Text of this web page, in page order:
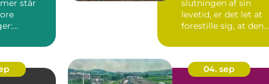
står
slutningen af sin
levetid, er det let at
forestille sig, at den
04. sep